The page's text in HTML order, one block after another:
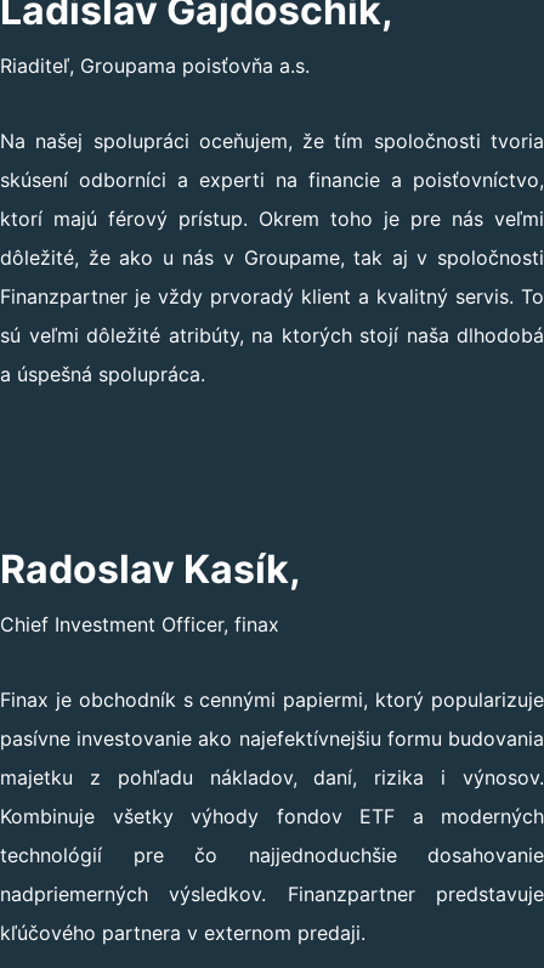
Ladislav Gajdoschík,
Riaditeľ, Groupama poisťovňa a.s.
Na našej spolupráci oceňujem, že tím spoločnosti tvoria
skúsení odborníci a experti na financie a poisťovníctvo,
ktorí majú férový prístup. Okrem toho je pre nás veľmi
dôležité, že ako u nás v Groupame, tak aj v spoločnosti
Finanzpartner je vždy prvoradý klient a kvalitný servis. To
sú veľmi dôležité atribúty, na ktorých stojí naša dlhodobá
a úspešná spolupráca.
Radoslav Kasík,
Chief Investment Officer, finax
Finax je obchodník s cennými papiermi, ktorý popularizuje
pasívne investovanie ako najefektívnejšiu formu budovania
majetku z pohľadu nákladov, daní, rizika i výnosov.
Kombinuje všetky výhody fondov ETF a moderných
technológií pre čo najjednoduchšie dosahovanie
nadpriemerných výsledkov. Finanzpartner predstavuje
kľúčového partnera v externom predaji.